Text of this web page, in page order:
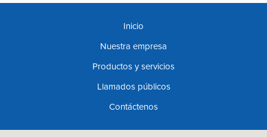
Inicio
Nuestra empresa
Productos y servicios
Llamados públicos
Contáctenos